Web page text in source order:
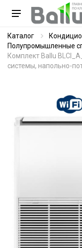
Каталог
Полупромышленные
Комплект Ballu
системы, напольно-